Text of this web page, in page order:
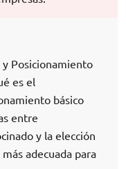
Posicionamiento
es el
básico
entre
y la elección
adecuada para